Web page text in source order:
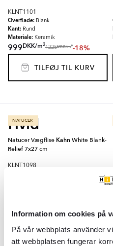
Information om cookies på
På vår webbplats använder
att webbplatsen fungerar
KLNT1101
Overflade: Blank
Kant: Rund
Materiale: Keramik
999DKK/m2
1225DKK/m2-18%
TILFØJ TIL KURV
Hvid
NATUCER
Natucer Vægflise KahnWhite Blank-
Relief 7x27 cm
KLNT1098